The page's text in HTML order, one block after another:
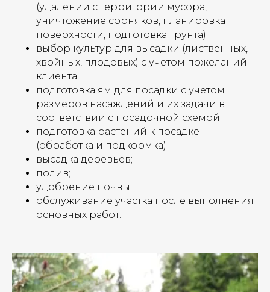
(удалении с территории мусора,
уничтожение сорняков, планировка
поверхности, подготовка грунта);
выбор культур для высадки (лиственных,
хвойных, плодовых) с учетом пожеланий
клиента;
подготовка ям для посадки с учетом
размеров насаждений и их задачи в
соответствии с посадочной схемой;
подготовка растений к посадке
(обработка и подкормка)
высадка деревьев;
полив;
удобрение почвы;
обслуживание участка после выполнения
основных работ.